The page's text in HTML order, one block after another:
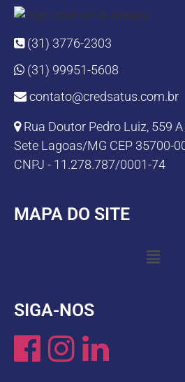
(31) 3776-2303
(31) 99951-5608
contato@credsatus.com.br
Rua Doutor Pedro Luiz, 559
Sete Lagoas/MG CEP 35700-
CNPJ - 11.278.787/0001-74
MAPA DO SITE
SIGA-NOS